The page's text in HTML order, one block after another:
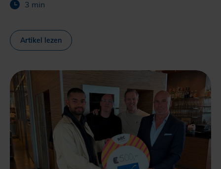
3 min
Artikel lezen